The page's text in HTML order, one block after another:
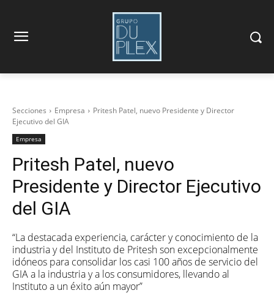
Secciones Empresa
Pritesh Patel, nuevo Presidente y Director
Ejecutivo del GIA
Empresa
Pritesh Patel, nuevo
Presidente y Director Ejecutivo
del GIA
“La destacada experiencia, carácter y conocimiento de la
industria y del Instituto de Pritesh son excepcionalmente
idóneos para consolidar los casi 100 años de servicio del
GIA a la industria y a los consumidores, llevando al
Instituto a un éxito aún mayor”